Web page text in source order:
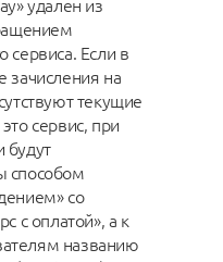
сервиса. Если в
зачисления на
текущие
сервис, при
будут
способом
со
с оплатой», а к
названию